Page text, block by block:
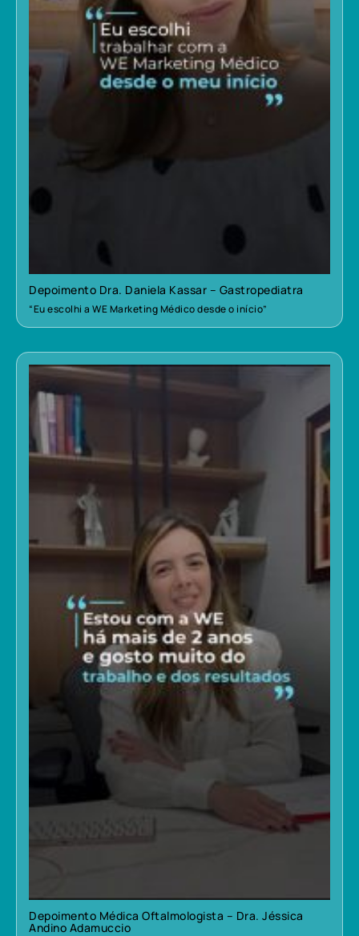
Depoimento Dra. Daniela Kassar – Gastropediatra
“Eu escolhi a WE Marketing Médico desde o início”
Depoimento Médica Oftalmologista – Dra. Jéssica
Andino Adamuccio